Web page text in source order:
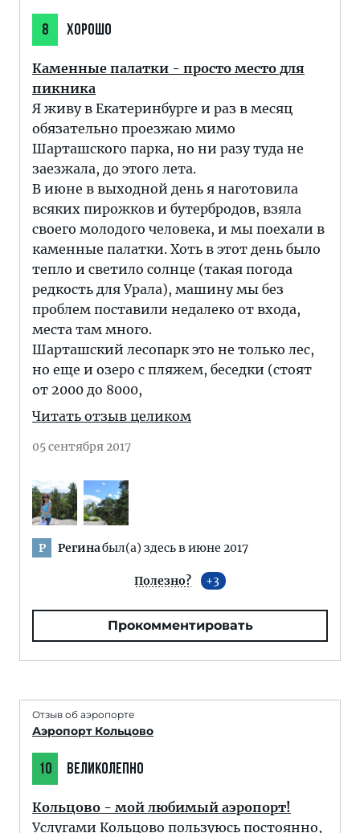
8 ХОРОШО
Каменные палатки - просто место для
пикника
Я живу в Екатеринбурге и раз в месяц
обязательно проезжаю мимо
Шарташского парка, но ни разу туда не
заезжала, до этого лета.
В июне в выходной день я наготовила
всяких пирожков и бутербродов, взяла
своего молодого человека, и мы поехали в
каменные палатки. Хоть в этот день было
тепло и светило солнце (такая погода
редкость для Урала), машину мы без
проблем поставили недалеко от входа,
места там много.
Шарташский лесопарк это не только лес,
но еще и озеро с пляжем, беседки (стоят
от 2000 до 8000,
Читать отзыв целиком
05 сентября 2017
Р Регинабыл(а) здесь в июне 2017
Полезно? 3
Прокомментировать
Отзыв об аэропорте
Аэропорт Кольцово
10 ВЕЛИКОЛЕПНО
Кольцово - мой любимый аэропорт!
Услугами Кольцово пользуюсь постоянно,